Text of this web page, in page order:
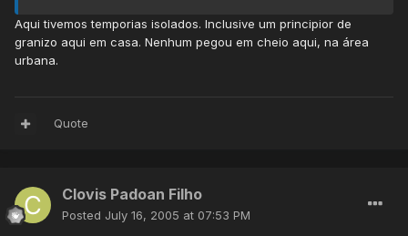
Aqui tivemos temporias isolados. Inclusive um principior de
granizo aqui em casa. Nenhum pegou em cheio aqui, na área
urbana.
Quote
Clovis Padoan Filho
Posted July 16, 2005 at 07:53 PM